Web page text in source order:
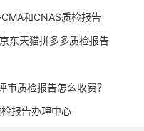
和CNAS质检报告
东天猫拼多多质检报告
质检报告怎么收费？
报告办理中心